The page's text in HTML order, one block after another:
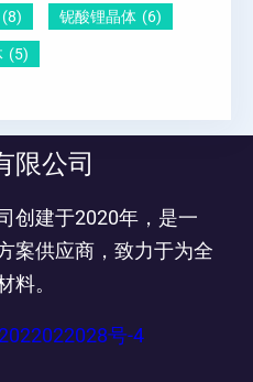
(8) 铌酸锂晶体 (6)
(5)
限公司
创建于2020年，是一
案供应商，致力于为全
料。
号-4